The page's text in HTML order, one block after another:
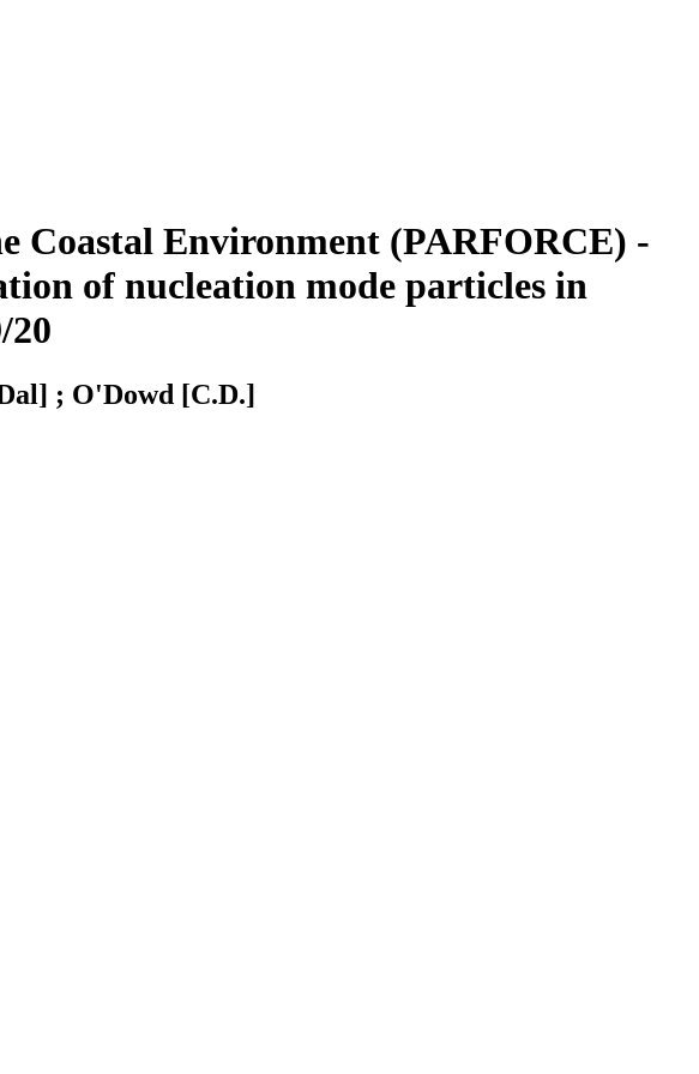
Coastal Environment (PARFORCE) -
of nucleation mode particles in
20
; O'Dowd [C.D.]